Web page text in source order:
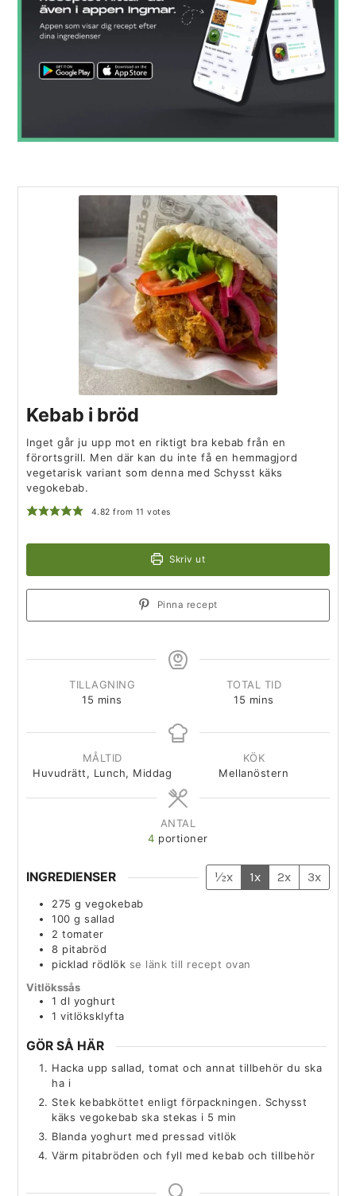
Kebab i bröd
Inget går ju upp mot en riktigt bra kebab från en
förortsgrill. Men där kan du inte få en hemmagjord
vegetarisk variant som denna med Schysst käks
vegokebab.
4.82 from 11 votes
Skriv ut
Pinna recept
TILLAGNING
15 mins
TOTAL TID
15 mins
MÅLTID
Huvudrätt, Lunch, Middag
KÖK
Mellanöstern
ANTAL
4 portioner
INGREDIENSER ½x 1x 2x 3x
275 g vegokebab
100 g sallad
2 tomater
8 pitabröd
picklad rödlök se länk till recept ovan
Vitlökssås
1 dl yoghurt
1 vitlöksklyfta
GÖR SÅ HÄR
Hacka upp sallad, tomat och annat tillbehör du ska
ha i
Stek kebabköttet enligt förpackningen. Schysst
käks vegokebab ska stekas i 5 min
Blanda yoghurt med pressad vitlök
Värm pitabröden och fyll med kebab och tillbehör